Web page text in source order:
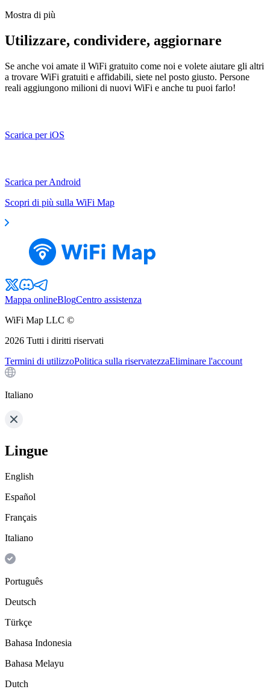
Mostra di più
Utilizzare, condividere, aggiornare
Se anche voi amate il WiFi gratuito come noi e volete aiutare gli altri
a trovare WiFi gratuiti e affidabili, siete nel posto giusto. Persone
reali aggiungono milioni di nuovi WiFi e anche tu puoi farlo!
Scarica per iOS
Scarica per Android
Scopri di più sulla WiFi Map
Mappa onlineBlogCentro assistenza
WiFi Map LLC ©
2026 Tutti i diritti riservati
Termini di utilizzoPolitica sulla riservatezzaEliminare l'account
Italiano
Lingue
English
Español
Français
Italiano
Português
Deutsch
Türkçe
Bahasa Indonesia
Bahasa Melayu
Dutch